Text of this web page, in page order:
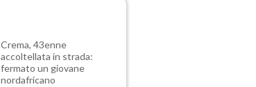
Crema, 43enne
accoltellata in strada:
fermato un giovane
nordafricano